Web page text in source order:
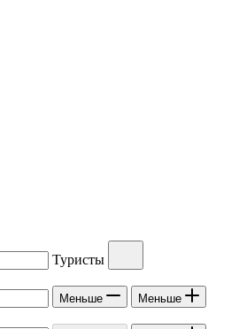
Туристы
Меньше Меньше